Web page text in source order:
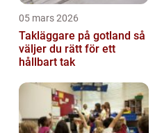
05 mars 2026
Takläggare på gotland så
väljer du rätt för ett
hållbart tak